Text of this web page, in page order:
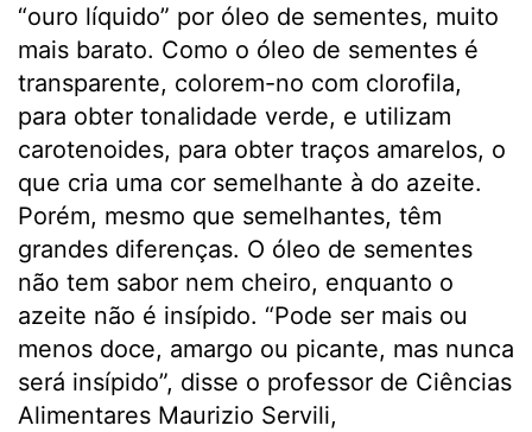
“ouro líquido” por óleo de sementes, muito
mais barato. Como o óleo de sementes é
transparente, colorem-no com clorofila,
para obter tonalidade verde, e utilizam
carotenoides, para obter traços amarelos, o
que cria uma cor semelhante à do azeite.
Porém, mesmo que semelhantes, têm
grandes diferenças. O óleo de sementes
não tem sabor nem cheiro, enquanto o
azeite não é insípido. “Pode ser mais ou
menos doce, amargo ou picante, mas nunca
será insípido”, disse o professor de Ciências
Alimentares Maurizio Servili,